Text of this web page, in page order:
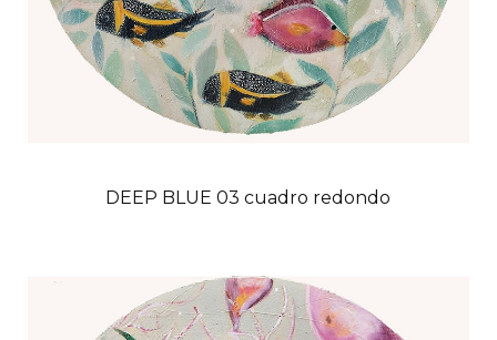
DEEP BLUE 03 cuadro redondo